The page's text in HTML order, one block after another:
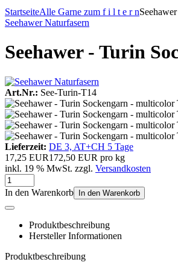
StartseiteAlle Garne zum f i l t e r n
Seehawer Naturfasern
Seehawer - Turin
Art.Nr.: See-Turin-T14
Lieferzeit: DE 3, AT+CH 5 Tage
17,25 EUR172,50 EUR pro kg
inkl. 19 % MwSt. zzgl. Versandkosten
In den Warenkorb In den Warenkorb
Produktbeschreibung
Hersteller Informationen
Produktbeschreibung